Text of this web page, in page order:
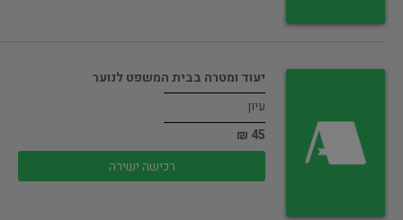
יעוד ומטרה בבית המשפט לנוער
עיון
45 ₪
רכישה ישירה